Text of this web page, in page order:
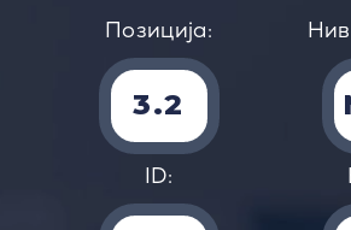
Позиција:
3.2
ID: